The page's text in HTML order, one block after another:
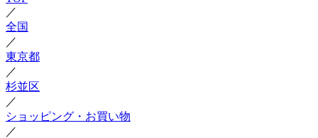
／
全国
／
東京都
／
杉並区
／
ショッピング・お買い物
／